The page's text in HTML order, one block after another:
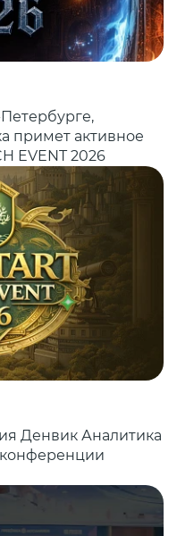
примет активное
EVENT 2026
Денвик Аналитика
конференции